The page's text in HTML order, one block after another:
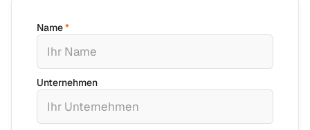
Name*
Unternehmen